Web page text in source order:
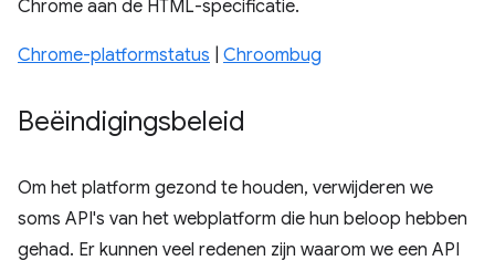
Chrome aan de HTML-specificatie.
Chrome-platformstatus Chroombug
Beëindigingsbeleid
Om het platform gezond te houden, verwijderen we
soms API's van het webplatform die hun beloop hebben
gehad. Er kunnen veel redenen zijn waarom we een API